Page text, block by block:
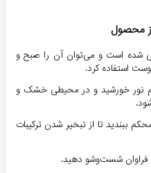
محصول
شده است و می‌توان آن را صبح و
استفاده کرد.
نور خورشید و در محیطی خشک و
ببندیدتا از تبخیر شدن ترکیبات
فراوان شست‌وشو دهید.